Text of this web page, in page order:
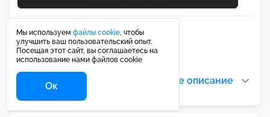
Дата обновления: 11.06.2025
Требуется квалификация: Нет
Читать все описание
Мы используем файлы cookie, чтобы
улучшить ваш пользовательский опыт.
Посещая этот сайт, вы соглашаетесь на
использование нами файлов cookie
Ок